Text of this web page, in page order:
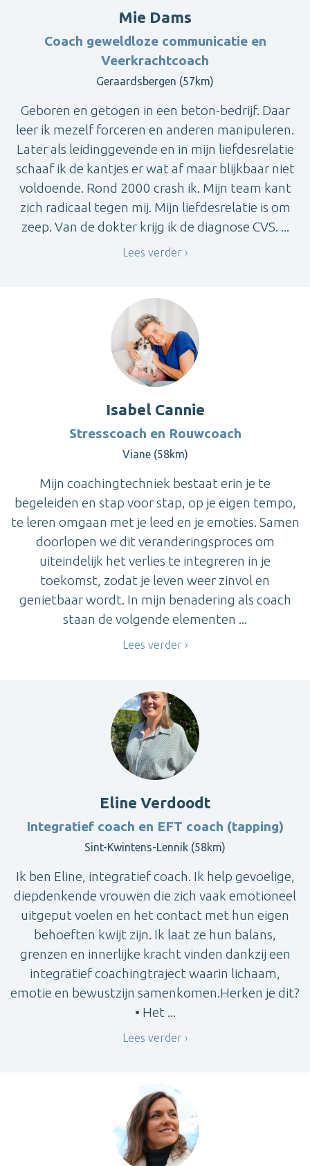
Mie Dams
Coach geweldloze communicatie en
Veerkrachtcoach
Geraardsbergen (57km)
Geboren en getogen in een beton-bedrijf. Daar
leer ik mezelf forceren en anderen manipuleren.
Later als leidinggevende en in mijn liefdesrelatie
schaaf ik de kantjes er wat af maar blijkbaar niet
voldoende. Rond 2000 crash ik. Mijn team kant
zich radicaal tegen mij. Mijn liefdesrelatie is om
zeep. Van de dokter krijg ik de diagnose CVS. ...
Lees verder
Isabel Cannie
Stresscoach en Rouwcoach
Viane (58km)
Mijn coachingtechniek bestaat erin je te
begeleiden en stap voor stap, op je eigen tempo,
te leren omgaan met je leed en je emoties. Samen
doorlopen we dit veranderingsproces om
uiteindelijk het verlies te integreren in je
toekomst, zodat je leven weer zinvol en
genietbaar wordt. In mijn benadering als coach
staan de volgende elementen ...
Lees verder
Eline Verdoodt
Integratief coach en EFT coach (tapping)
Sint-Kwintens-Lennik (58km)
Ik ben Eline, integratief coach. Ik help gevoelige,
diepdenkende vrouwen die zich vaak emotioneel
uitgeput voelen en het contact met hun eigen
behoeften kwijt zijn. Ik laat ze hun balans,
grenzen en innerlijke kracht vinden dankzij een
integratief coachingtraject waarin lichaam,
emotie en bewustzijn samenkomen.Herken je dit?
• Het ...
Lees verder